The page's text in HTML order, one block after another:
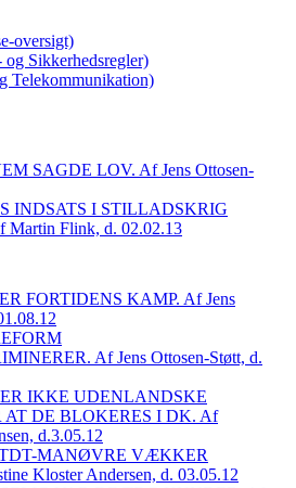
oversigt)
Sikkerhedsregler)
Telekommunikation)
SAGDE LOV. Af Jens Ottosen-
INDSATS I STILLADSKRIG
Martin Flink, d. 02.02.13
FORTIDENS KAMP. Af Jens
Af Jens Ottosen-Støtt, d.
IKKE UDENLANDSKE
AT DE BLOKERES I DK. Af
d.3.05.12
TDT-MANØVRE VÆKKER
Kloster Andersen, d. 03.05.12